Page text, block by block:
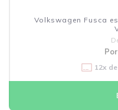
Volkswagen Fusca
Por
12x de